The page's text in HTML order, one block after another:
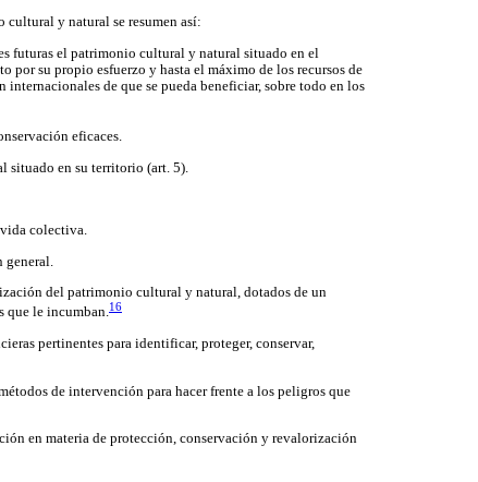
y natural se resumen así:
futuras el patrimonio cultural y natural situado en el
por su propio esfuerzo y hasta el máximo de los recursos de
de que se pueda beneficiar, sobre todo en los
eficaces.
situado en su territorio (art. 5).
colectiva.
del patrimonio cultural y natural, dotados de un
que le incumban.16
pertinentes para identificar, proteger, conservar,
de intervención para hacer frente a los peligros que
en materia de protección, conservación y revalorización